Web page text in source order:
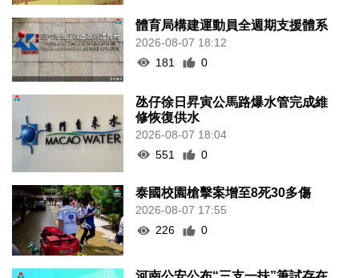
體育局構建運動員全週期支援體系
2026-08-07 18:12
181
0
氹仔徐日昇寅公馬路爆水管完成維
修恢復供水
2026-08-07 18:04
551
0
泰國校園槍擊案增至8死30多傷
2026-08-07 17:55
226
0